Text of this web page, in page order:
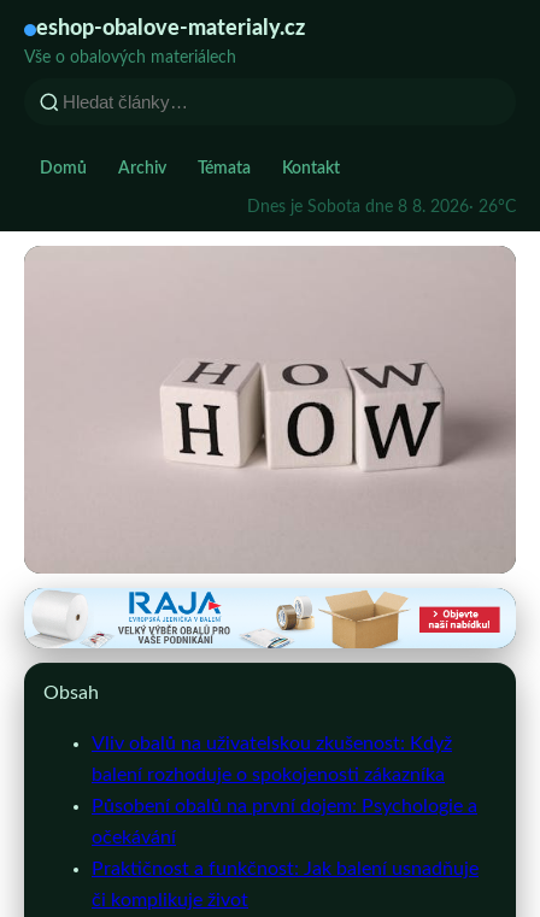
eshop-obalove-materialy.cz
Vše o obalových materiálech
Domů Archiv Témata Kontakt
Dnes je Sobota dne 8 8. 2026· 26°C
eshop-obalove-materialy.cz
Jak Obaly Produktů Ovlivňují
29. 3. 2026 · 10 min čtení · Autor: Michaela Svobodová
Obsah
Vliv obalů na uživatelskou zkušenost: Když
balení rozhoduje o spokojenosti zákazníka
Působení obalů na první dojem: Psychologie a
očekávání
Praktičnost a funkčnost: Jak balení usnadňuje
či komplikuje život